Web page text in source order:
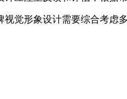
视觉形象设计需要综合考虑